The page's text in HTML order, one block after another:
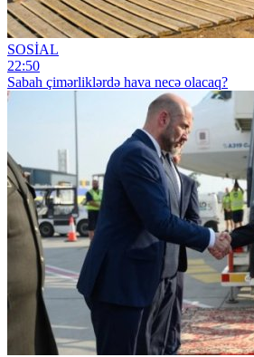
SOSİAL
22:50
Sabah çimərliklərdə hava necə olacaq?